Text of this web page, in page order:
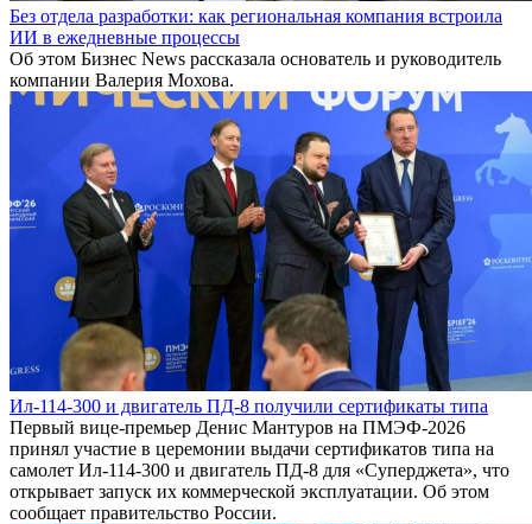
Без отдела разработки: как региональная компания встроила
ИИ в ежедневные процессы
Об этом Бизнес News рассказала основатель и руководитель
компании Валерия Мохова.
Ил-114-300 и двигатель ПД-8 получили сертификаты типа
Первый вице-премьер Денис Мантуров на ПМЭФ-2026
принял участие в церемонии выдачи сертификатов типа на
самолет Ил-114-300 и двигатель ПД-8 для «Суперджета», что
открывает запуск их коммерческой эксплуатации. Об этом
сообщает правительство России.